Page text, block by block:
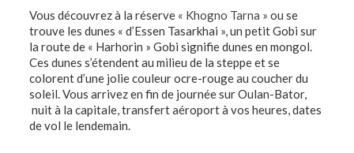
Vous découvrez à la réserve « Khogno Tarna » ou se
trouve les dunes « d’Essen Tasarkhai », un petit Gobi sur
la route de « Harhorin » Gobi signifie dunes en mongol.
Ces dunes s’étendent au milieu de la steppe et se
colorent d’une jolie couleur ocre-rouge au coucher du
soleil. Vous arrivez en fin de journée sur Oulan-Bator,
nuit à la capitale, transfert aéroport à vos heures, dates
de vol le lendemain.